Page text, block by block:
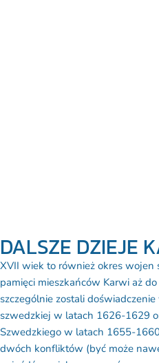
DALSZE DZIEJE
XVII wiek to również okres wojen
pamięci mieszkańców Karwi aż
szczególnie zostali
szwedzkiej w latach 1626-1629
Szwedzkiego w latach 1655-
dwóch konfliktów (być może
najeźdźcy miały cumować na